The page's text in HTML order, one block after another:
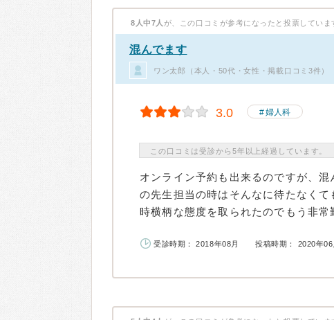
8人中7人 が、この口コミが参考になったと投票していま
混んでます
ワン太郎（本人・50代・女性・掲載口コミ3件）
3.0 婦人科
この口コミは受診から5年以上経過しています。
オンライン予約も出来るのですが、
の先生担当の時はそんなに待たなく
時横柄な態度を取られたのでもう非
受診時期： 2018年08月 投稿時期： 2020年06